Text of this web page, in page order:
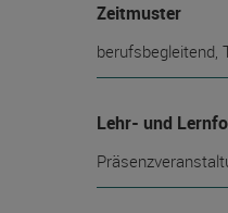
Zeitmuster
berufsbegleitend,
Lehr- und